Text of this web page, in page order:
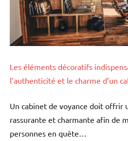
Les éléments décoratifs
l’authenticité et le charme d’un
Un cabinet de voyance doit offrir
rassurante et charmante afin de
personnes en quête…